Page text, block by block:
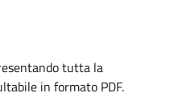
tutta la
in formato PDF.